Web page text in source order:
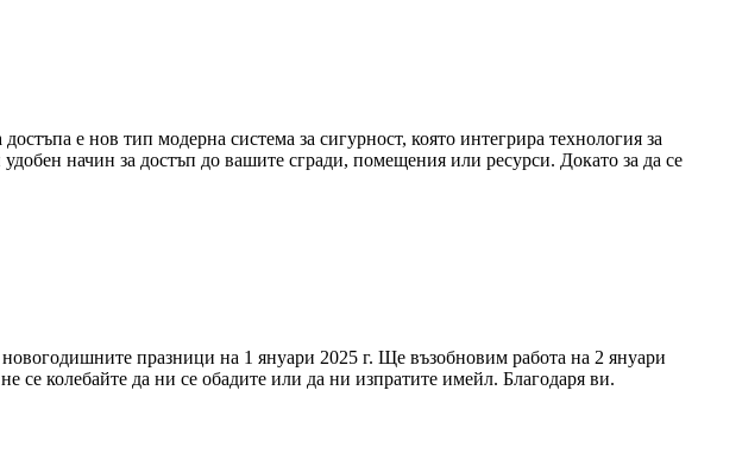
е нов тип модерна система за сигурност, която интегрира технология за
начин за достъп до вашите сгради, помещения или ресурси. Докато за да се
празници на 1 януари 2025 г. Ще възобновим работа на 2 януари
колебайте да ни се обадите или да ни изпратите имейл. Благодаря ви.